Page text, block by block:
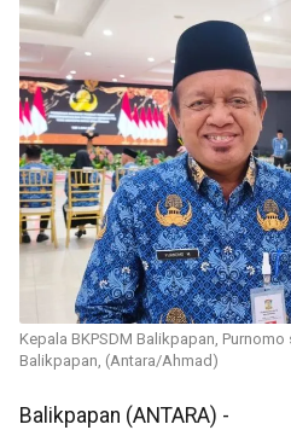
Kepala BKPSDM Balikpapan,
Balikpapan, (Antara/Ahmad)
Balikpapan (ANTARA) -